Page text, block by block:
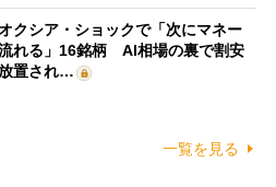
クシア・ショックで「次にマネー
れる」16銘柄 AI相場の裏で割安
置され…
一覧を見る